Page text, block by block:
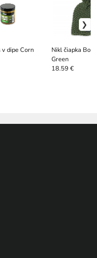
dipe Corn
Nikl čiapka
Green
18.59 €